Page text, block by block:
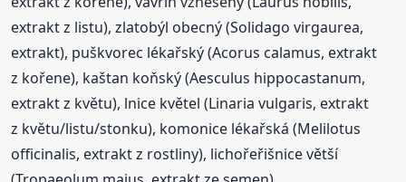
extrakt z listu), zlatobýl obecný (Solidago virgaurea,
extrakt), puškvorec lékařský (Acorus calamus, extrakt
z kořene), kaštan koňský (Aesculus hippocastanum,
extrakt z květu), lnice květel (Linaria vulgaris, extrakt
z květu/listu/stonku), komonice lékařská (Melilotus
officinalis, extrakt z rostliny), lichořeřišnice větší